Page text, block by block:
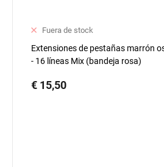
Fuera de stock
Extensiones de pestañas marrón
- 16 líneas Mix (bandeja rosa)
€ 15,50